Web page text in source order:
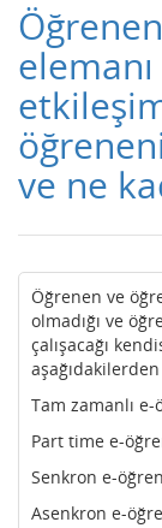
ve ne
Öğrenen ve
olmadığı ve
çalışacağı
Tam zamanlı
Part time e-
Senkron e-
Asenkron e-